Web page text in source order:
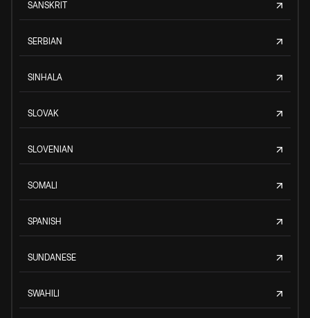
SANSKRIT
SERBIAN
SINHALA
SLOVAK
SLOVENIAN
SOMALI
SPANISH
SUNDANESE
SWAHILI